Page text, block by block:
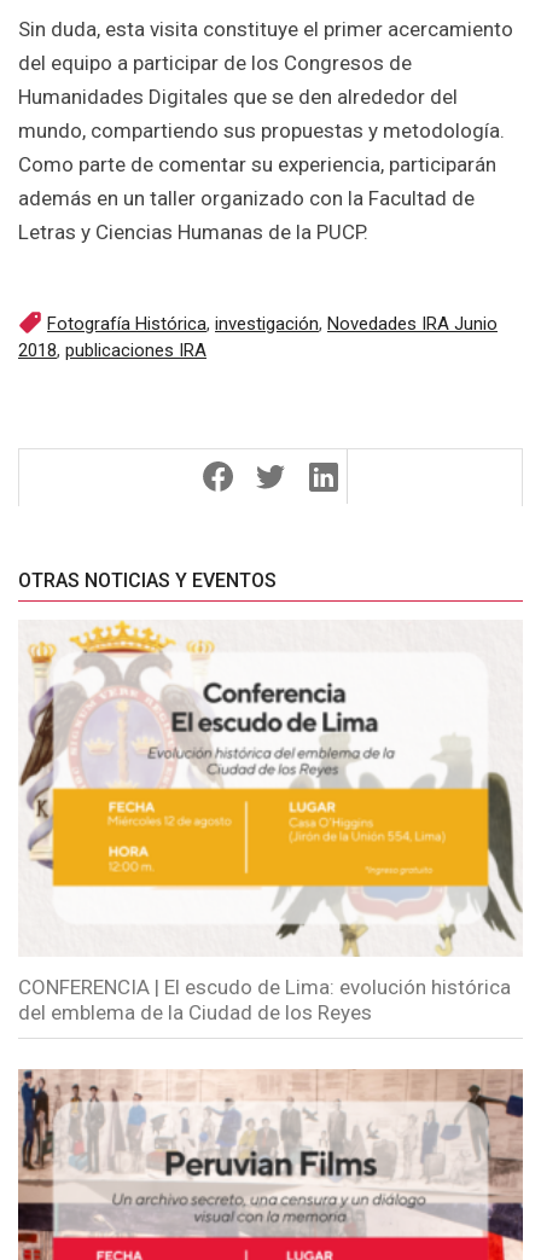
Sin duda, esta visita constituye el primer acercamiento
del equipo a participar de los Congresos de
Humanidades Digitales que se den alrededor del
mundo, compartiendo sus propuestas y metodología.
Como parte de comentar su experiencia, participarán
además en un taller organizado con la Facultad de
Letras y Ciencias Humanas de la PUCP.
Fotografía Histórica, investigación, Novedades IRA Junio
2018, publicaciones IRA
OTRAS NOTICIAS Y EVENTOS
CONFERENCIA | El escudo de Lima: evolución histórica
del emblema de la Ciudad de los Reyes